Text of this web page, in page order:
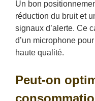
Un bon
réduction du bruit et
signaux d’alerte. Ce
d’un microphone
haute qualité.
Peut-on